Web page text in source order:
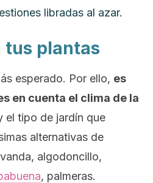
libradas al azar.
tus plantas
esperado. Por ello, es
en cuenta el clima de la
el tipo de jardín que
alternativas de
algodoncillo,
, palmeras.